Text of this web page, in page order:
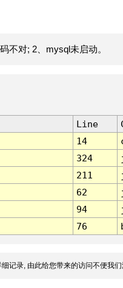
不对; 2、mysql未启动。
Line
14
324
211
62
94
76
记录, 由此给您带来的访问不便我们